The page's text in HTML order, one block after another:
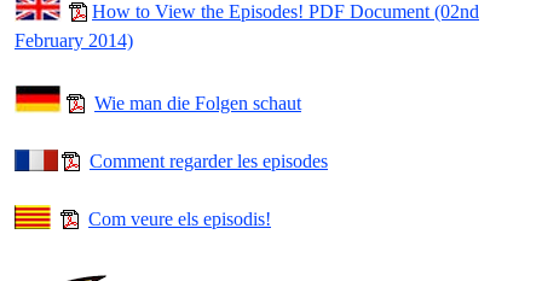
How to View the Episodes! PDF Document (02nd
February 2014)
Wie man die Folgen schaut
Comment regarder les episodes
Com veure els episodis!